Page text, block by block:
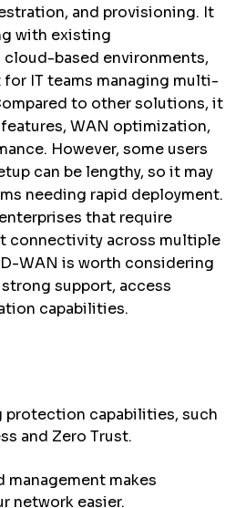
and provisioning. It
with existing
based environments,
IT teams managing multi-
to other solutions, it
WAN optimization,
However, some users
can be lengthy, so it may
needing rapid deployment.
that require
connectivity across multiple
WAN is worth considering
support, access
capabilities.
protection capabilities, such
and Zero Trust.
management makes
network easier.